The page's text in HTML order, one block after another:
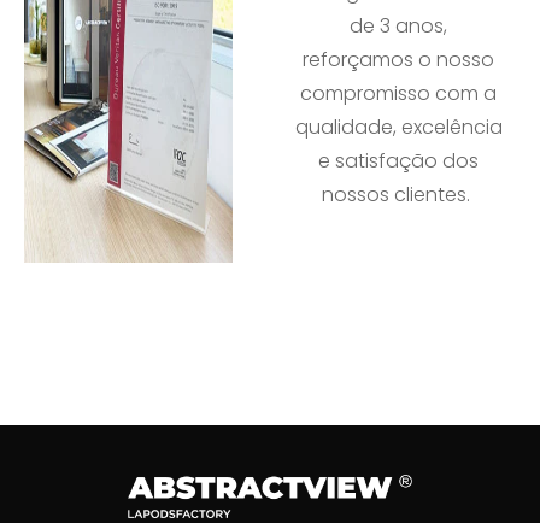
de 3 anos,
reforçamos o nosso
compromisso com a
qualidade, excelência
e satisfação dos
nossos clientes.